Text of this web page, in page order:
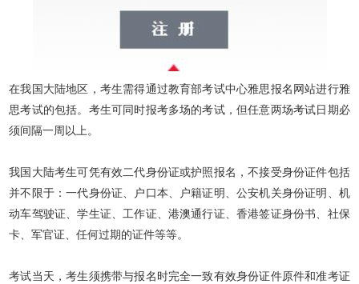
在我国大陆地区，考生需得通过教育部考试中心雅思报名网站进行雅
思考试的包括。考生可同时报考多场的考试，但任意两场考试日期必
须间隔一周以上。
我国大陆考生可凭有效二代身份证或护照报名，不接受身份证件包括
并不限于：一代身份证、户口本、户籍证明、公安机关身份证明、机
动车驾驶证、学生证、工作证、港澳通行证、香港签证身份书、社保
卡、军官证、任何过期的证件等等。
考试当天，考生须携带与报名时完全一致有效身份证件原件和准考证